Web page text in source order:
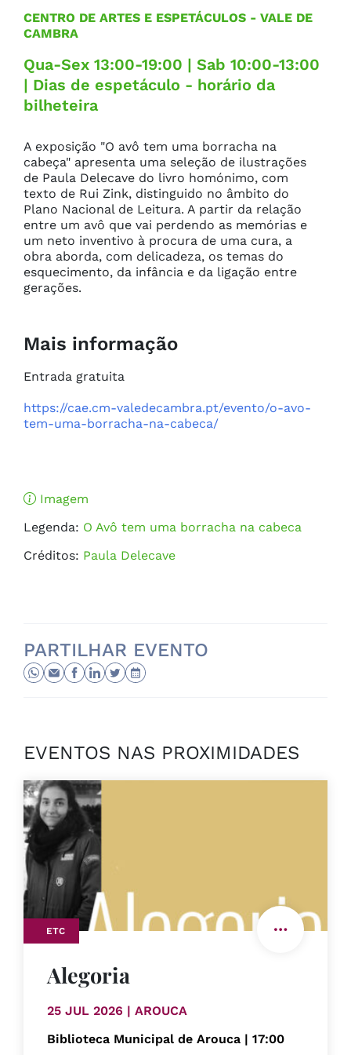
CENTRO DE ARTES E ESPETÁCULOS - VALE DE
CAMBRA
Qua-Sex 13:00-19:00 | Sab 10:00-13:00
| Dias de espetáculo - horário da
bilheteira
A exposição "O avô tem uma borracha na
cabeça" apresenta uma seleção de ilustrações
de Paula Delecave do livro homónimo, com
texto de Rui Zink, distinguido no âmbito do
Plano Nacional de Leitura. A partir da relação
entre um avô que vai perdendo as memórias e
um neto inventivo à procura de uma cura, a
obra aborda, com delicadeza, os temas do
esquecimento, da infância e da ligação entre
gerações.
Mais informação
Entrada gratuita
https://cae.cm-valedecambra.pt/evento/o-avo-
tem-uma-borracha-na-cabeca/
Imagem
Legenda: O Avô tem uma borracha na cabeca
Créditos: Paula Delecave
PARTILHAR EVENTO
EVENTOS NAS PROXIMIDADES
ETC
Alegoria
25 JUL 2026 | AROUCA
Biblioteca Municipal de Arouca | 17:00